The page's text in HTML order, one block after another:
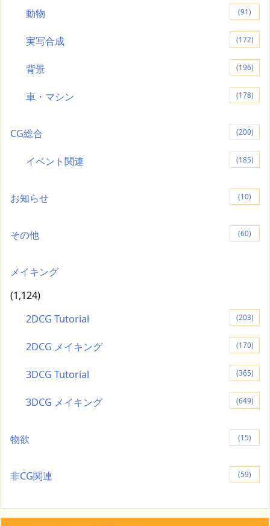
動物 (91)
実写合成 (172)
背景 (196)
車・マシン (178)
CG総合 (200)
イベント関連 (185)
お知らせ (10)
その他 (60)
メイキング
(1,124)
2DCG Tutorial
(203)
2DCG メイキング (170)
3DCG Tutorial (365)
3DCG メイキング (649)
物欲 (15)
非CG関連 (59)